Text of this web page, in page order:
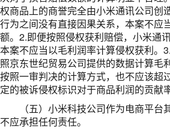
权商品上的商誉完全由小米通讯公司创
行为之间没有直接因果关系，本案不应
额。2.即便按照侵权获利赔偿，小米通
本案不应当以毛利润率计算侵权获利。
照京东世纪贸易公司提供的数据计算毛
按照一审判决的计算方式，也不应该超
定的被诉侵权标识对于商品利润的贡献
（五）小米科技公司作为电商平台
不应承担任何责任。